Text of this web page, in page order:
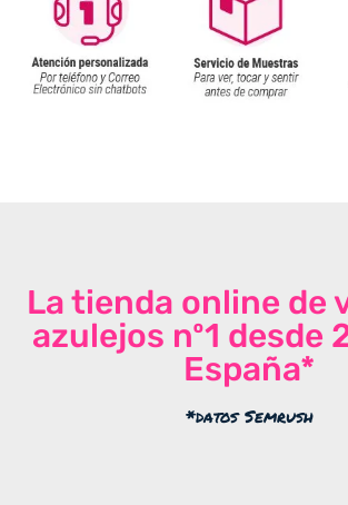
La tienda online de
azulejos nº1 desde
España*
*datos Semrush